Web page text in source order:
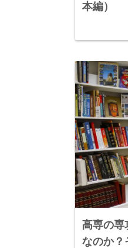
本編）
高専の専
なのか？